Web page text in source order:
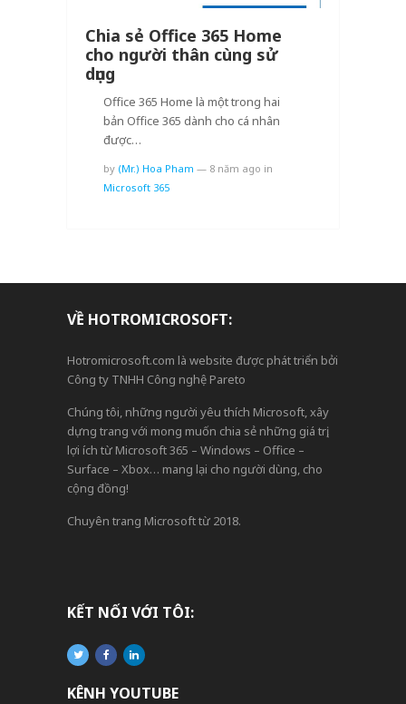
Chia sẻ Office 365 Home
cho người thân cùng sử
dụng
Office 365 Home là một trong hai
bản Office 365 dành cho cá nhân
được…
by (Mr.) Hoa Pham — 8 năm ago in
Microsoft 365
VỀ HOTROMICROSOFT:
Hotromicrosoft.com là website được phát triển bởi
Công ty TNHH Công nghệ Pareto
Chúng tôi, những người yêu thích Microsoft, xây
dựng trang với mong muốn chia sẻ những giá trị,
lợi ích từ Microsoft 365 – Windows – Office –
Surface – Xbox… mang lại cho người dùng, cho
cộng đồng!
Chuyên trang Microsoft từ 2018.
KẾT NỐI VỚI TÔI:
KÊNH YOUTUBE